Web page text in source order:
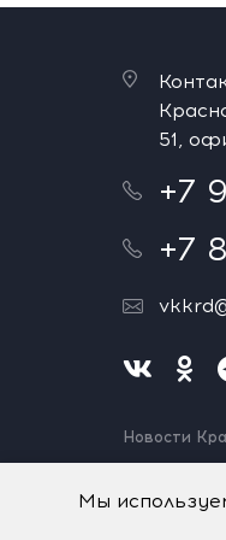
51,
+7
+7
Новости
Нашли
Мы